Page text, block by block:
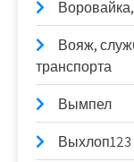
Вояж,
транспорта
Вымпел
Выхлоп123